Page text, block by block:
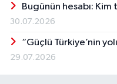
Bugünün hesabı:
30.07.2026
“Güçlü Türkiye’nin
29.07.2026